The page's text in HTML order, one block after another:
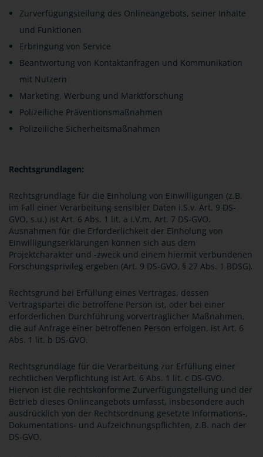
Zurverfügungstellung des Onlineangebots, seiner Inhalte
und Funktionen
Erbringung von Service
Beantwortung von Kontaktanfragen und Kommunikation
mit Nutzern
Marketing, Werbung und Marktforschung
Polizeiliche Präventionsmaßnahmen
Polizeiliche Sicherheitsmaßnahmen
Rechtsgrundlagen:
Rechtsgrundlage für die Einholung von Einwilligungen (z.B.
im Fall einer Verarbeitung sensibler Daten i.S.v. Art. 9 DS-
GVO, s.u.) ist Art. 6 Abs. 1 lit. a i.V.m. Art. 7 DS-GVO.
Ausnahmen für die Erforderlichkeit der Einholung von
Einwilligungserklärungen können sich aus dem
Projektcharakter und -zweck und einem hiermit verbundenen
Forschungsprivileg ergeben (Art. 9 DS-GVO, § 27 Abs. 1 BDSG).
Rechtsgrund bei Erfüllung eines Vertrages, dessen
Vertragspartei die betroffene Person ist, oder bei einer
erforderlichen Durchführung vorvertraglicher Maßnahmen,
die auf Anfrage einer betroffenen Person erfolgen, ist Art. 6
Abs. 1 lit. b DS-GVO.
Rechtsgrundlage für die Verarbeitung zur Erfüllung einer
rechtlichen Verpflichtung ist Art. 6 Abs. 1 lit. c DS-GVO.
Hiervon ist die rechtskonforme Zurverfügungstellung und der
Betrieb dieses Onlineangebots umfasst, insbesondere auch
ausdrücklich von der Rechtsordnung gesetzte Informations-,
Dokumentations- und Aufzeichnungspflichten, z.B. nach der
DS-GVO.